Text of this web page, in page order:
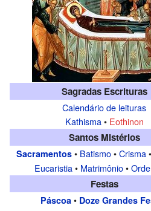
Sagradas Escrituras
Calendário de leituras
Kathisma• Eothinon
Santos Mistérios
Sacramentos • Batismo•Crisma•
Eucaristia• Matrimônio•
Festas
Páscoa • Doze Grandes